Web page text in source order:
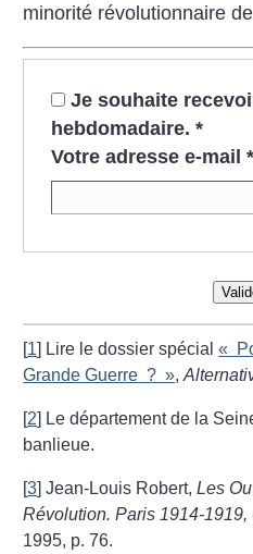
minorité révolutionnaire
Je souhaite
hebdomadaire. *
Votre adresse e-mail *
[1] Lire le dossier spécial«
Grande Guerre ? »,
[2] Le département de la
banlieue.
[3]Jean-Louis Robert,Les
Révolution. Paris 1914-1919,
1995, p. 76.